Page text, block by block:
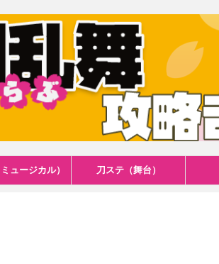
ュージカル） 刀ステ（舞台）